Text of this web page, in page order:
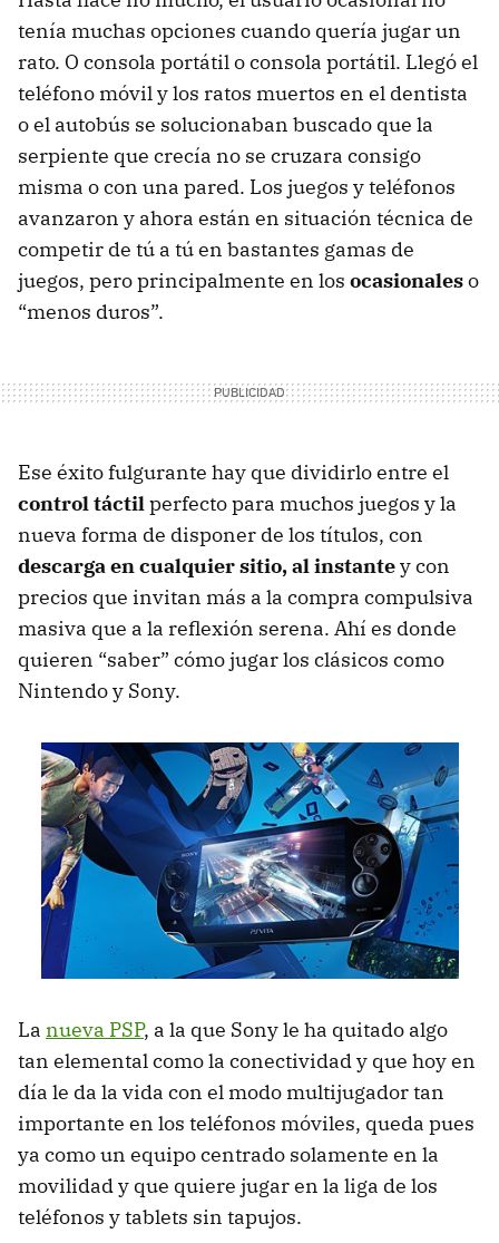
tenía muchas opciones cuando quería jugar un
rato. O consola portátil o consola portátil. Llegó el
teléfono móvil y los ratos muertos en el dentista
o el autobús se solucionaban buscado que la
serpiente que crecía no se cruzara consigo
misma o con una pared. Los juegos y teléfonos
avanzaron y ahora están en situación técnica de
competir de tú a tú en bastantes gamas de
juegos, pero principalmente en los ocasionaleso
“menos duros”.
Ese éxito fulgurante hay que dividirlo entre el
control táctilperfecto para muchos juegos y la
nueva forma de disponer de los títulos, con
descarga en cualquier sitio, al instantey con
precios que invitan más a la compra compulsiva
masiva que a la reflexión serena. Ahí es donde
quieren “saber” cómo jugar los clásicos como
Nintendo y Sony.
La nueva PSP, a la que Sony le ha quitado algo
tan elemental como la conectividad y que hoy en
día le da la vida con el modo multijugador tan
importante en los teléfonos móviles, queda pues
ya como un equipo centrado solamente en la
movilidad y que quiere jugar en la liga de los
teléfonos y tablets sin tapujos.